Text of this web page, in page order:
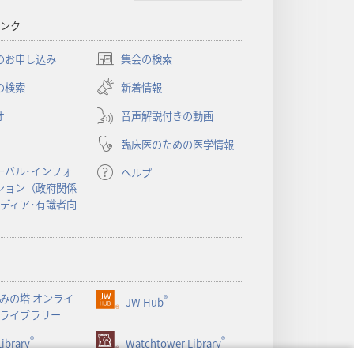
ク
お申し込み 集会の検索
（新
し
い
タ
ブ
で
開
く）
検索
新着情報
音声解説付きの動画
臨床医のための医学情報
バル･インフォ
ョン（政府関係
ィア･有識者向
ヘルプ
の塔 オンライ
イブラリー
JW Hub®
（新
い
® Watchtower Library®